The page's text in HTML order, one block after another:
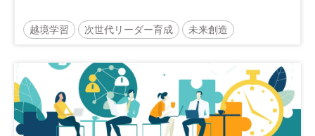
越境学習 次世代リーダー育成 未来創造
日経オンラインセミナー